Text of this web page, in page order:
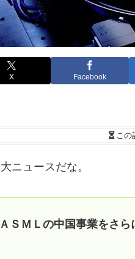
X Facebook
この
ニュースだな。
ＳＭＬの中国事業をさ